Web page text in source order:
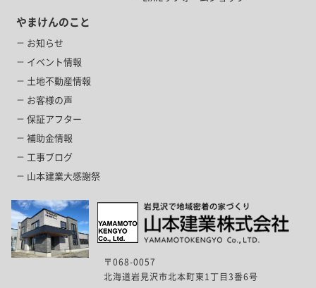
やまけんのこと
お知らせ
イベント情報
土地不動産情報
お客様の声
保証アフター
補助金情報
工事ブログ
山本建業大感謝祭
〒068-0057
北海道岩見沢市北本町東1丁目3番6号